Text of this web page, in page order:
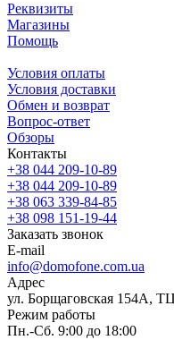
Реквизиты
Магазины
Помощь
Условия оплаты
Условия доставки
Обмен и возврат
Вопрос-ответ
Обзоры
Контакты
+38 044 209-10-89
+38 044 209-10-89
+38 063 339-84-85
+38 098 151-19-44
Заказать звонок
E-mail
info@domofone.com.ua
Адрес
ул. Борщаговская 154А,
Режим работы
Пн.-Сб. 9:00 до 18:00